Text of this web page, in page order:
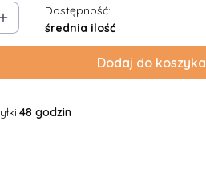
Dostępność:
średnia ilość
Dodaj do koszyka
48 godzin